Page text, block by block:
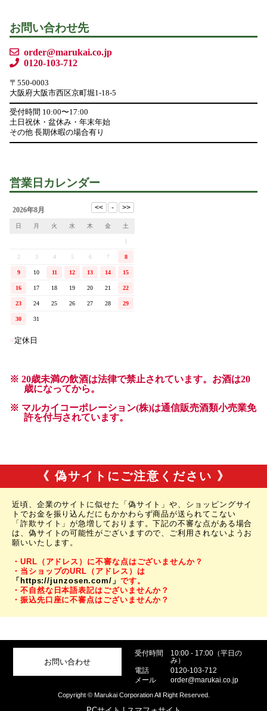
《 偽サイトにご注意ください 》
近頃、企業のサイトに似せた「偽サイト」や、ショッピングサイ
トでお金を振り込んだにもかかわらず商品が送られてこない
「詐欺サイト」が急増しております。下記の不審な点がある場合
は、偽サイトの可能性がございますので、ご利用されないようお
願いいたします。
・URL（アドレス）に不審な点はございませんか？
・当ショップのURL（アドレス）は
「https://junzosen.com/」 です。
・不自然な日本語表記はございませんか？
・振込先口座に不審点はございませんか？
お問い合わせ
受付時間
10:00 - 17:00（平日の
み）
電話
0120-103-712
メール
order@marukai.co.jp
Copyright © Marukai Corporation All Right Reserved.